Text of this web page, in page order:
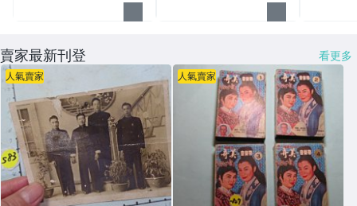
賣家最新刊登 看更多
人氣賣家 人氣賣家